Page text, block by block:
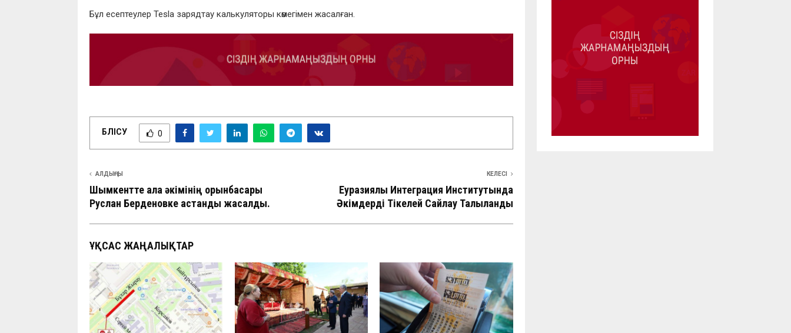
Бұл есептеулер Tesla зарядтау калькуляторы көмегімен жасалған.
БӨЛІСУ 0
АЛДЫҢҒЫ
Шымкентте қала әкімінің орынбасары
Руслан Берденовке қастандық жасалды.
КЕЛЕСІ
Еуразиялық Интеграция Институтында
Әкімдерді Тікелей Сайлау Талқыланды
ҰҚСАС ЖАҢАЛЫҚТАР